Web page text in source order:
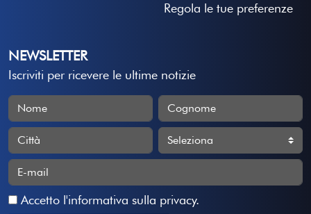
Regola le tue preferenze
NEWSLETTER
Iscriviti per ricevere le ultime notizie
Accetto l'informativa sulla privacy.